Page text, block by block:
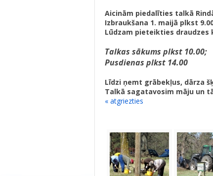
Aicinām piedalīties talkā
Izbraukšana 1. maijā plkst
Lūdzam pieteikties draudzes
Talkas sākums plkst 10.00;
‍Pusdienas plkst 14.00
Līdzi ņemt grābekļus, dārza
‍Talkā sagatavosim māju un
« atgriezties